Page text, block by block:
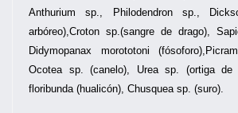
Anthurium sp., Philodendron sp.,
arbóreo),Croton sp.(sangre de drago),
Didymopanax morototoni
Ocotea sp. (canelo), Urea sp. (ortiga de
floribunda (hualicón), Chusquea sp. (suro).